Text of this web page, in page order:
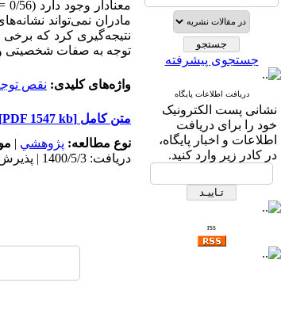
جستجوی پیشرفته
دریافت اطلاعات پایگاه
نشانی پست الکترونیک
خود را برای دریافت
اطلاعات و اخبار پایگاه،
در کادر زیر وارد کنید.
rss
نتیجه‌­گیری کرد که
توجه به صفات شخصیتی
واژه‌های کلیدی: نقص
متن کامل [PDF 1547 kb]
نوع مطالعه: پژوهشي |
دریافت: 1400/5/3 | پذیرش: 1401/2/1 | انتشار: 1403/3/30